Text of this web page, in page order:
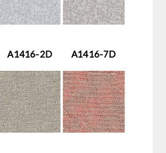
A1416-2D A1416-7D